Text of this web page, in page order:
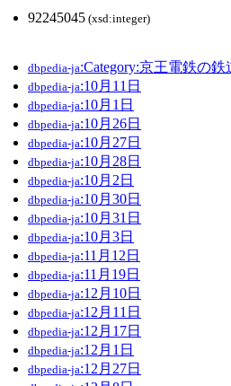
92245045 (xsd:integer)
dbpedia-ja:Category:京王電鉄の鉄
dbpedia-ja:10月11日
dbpedia-ja:10月1日
dbpedia-ja:10月26日
dbpedia-ja:10月27日
dbpedia-ja:10月28日
dbpedia-ja:10月2日
dbpedia-ja:10月30日
dbpedia-ja:10月31日
dbpedia-ja:10月3日
dbpedia-ja:11月12日
dbpedia-ja:11月19日
dbpedia-ja:12月10日
dbpedia-ja:12月11日
dbpedia-ja:12月17日
dbpedia-ja:12月1日
dbpedia-ja:12月27日